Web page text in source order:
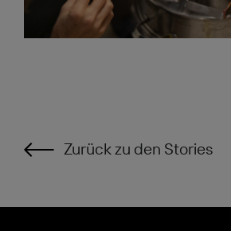
Zurück zu den Stories